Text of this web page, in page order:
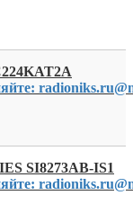
SI8273AB-IS1